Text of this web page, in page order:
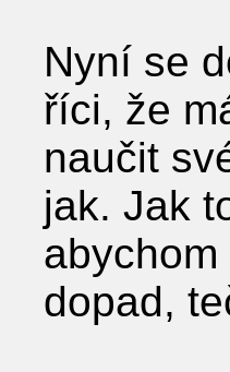
Nyní se
říci, že
naučit
jak. Jak
dopad,